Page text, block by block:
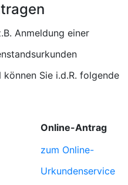
Anmeldung einer
Sie i.d.R. folgende
Online-Antrag
zum Online-
Urkundenservice